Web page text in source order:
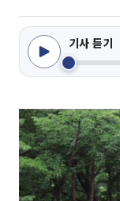
기사 듣기